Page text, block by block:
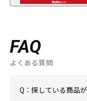
FAQ
よくある質問
Q：探している商品